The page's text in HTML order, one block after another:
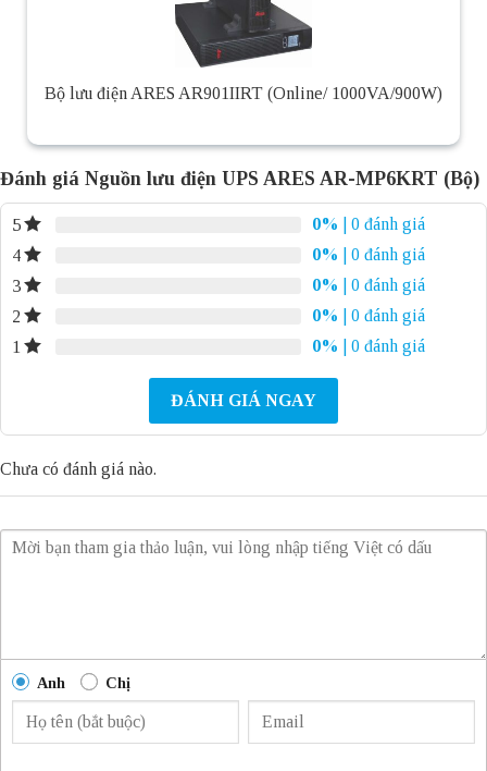
Bộ lưu điện ARES AR901IIRT (Online/ 1000VA/900W)
Đánh giá Nguồn lưu điện UPS ARES AR-MP6KRT (Bộ)
5 0%
| 0 đánh giá
4
0%
| 0 đánh giá
3
0%
| 0 đánh giá
2
0%
| 0 đánh giá
1
0% | 0 đánh giá
ĐÁNH GIÁ NGAY
Chưa có đánh giá nào.
Anh Chị